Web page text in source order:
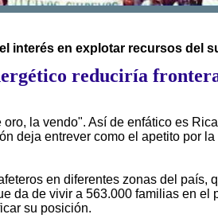
interés en explotar recursos del
reduciría
la vendo". Así de enfático es
deja entrever como el apetito por
en diferentes zonas del país,
da de vivir a 563.000 familias en el
su posición.